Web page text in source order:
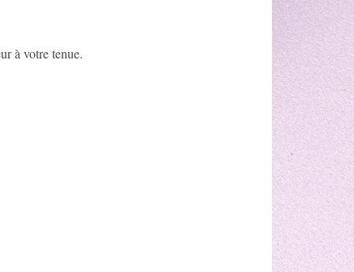
à votre tenue.